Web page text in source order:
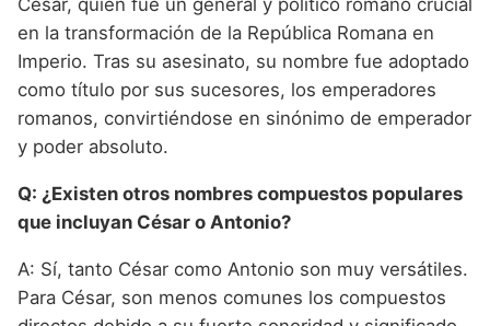
César, quien fue un general y político romano crucial
en la transformación de la República Romana en
Imperio. Tras su asesinato, su nombre fue adoptado
como título por sus sucesores, los emperadores
romanos, convirtiéndose en sinónimo de emperador
y poder absoluto.
Q: ¿Existen otros nombres compuestos populares
que incluyan César o Antonio?
A: Sí, tanto César como Antonio son muy versátiles.
Para César, son menos comunes los compuestos